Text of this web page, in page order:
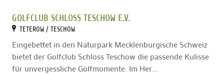
GOLFCLUB SCHLOSS TESCHOW E.V.
TETEROW / TESCHOW
Eingebettet in den Naturpark Mecklenburgische Schweiz
bietet der Golfclub Schloss Teschow die passende Kulisse
für unvergessliche Golfmomente. Im Her...